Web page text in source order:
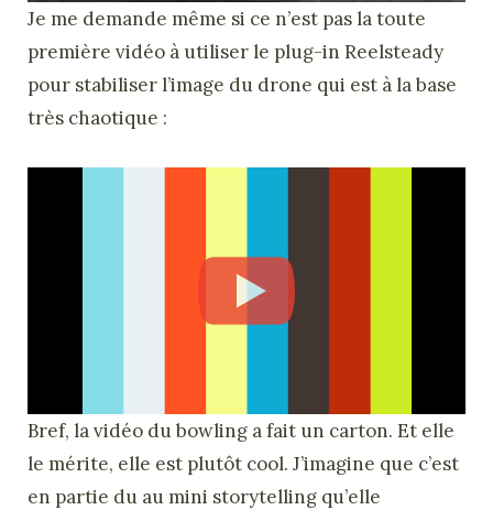
Je me demande même si ce n’est pas la toute
première vidéo à utiliser le plug-in Reelsteady
pour stabiliser l’image du drone qui est à la base
très chaotique :
Bref, la vidéo du bowling a fait un carton. Et elle
le mérite, elle est plutôt cool. J’imagine que c’est
en partie du au mini storytelling qu’elle